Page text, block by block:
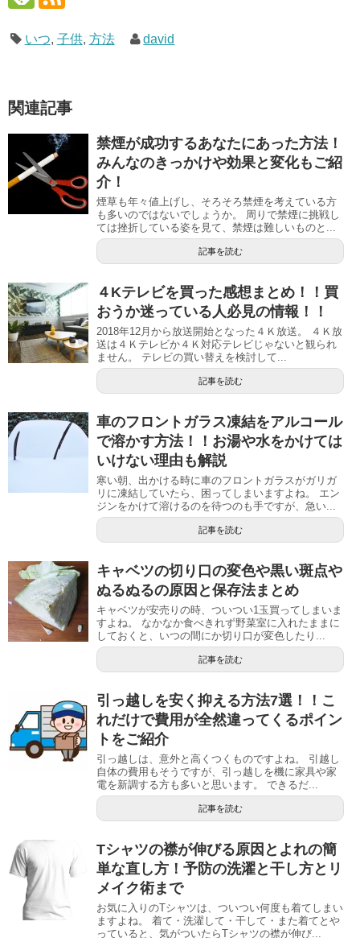
いつ, 子供, 方法 david
関連記事
禁煙が成功するあなたにあった方法！
みんなのきっかけや効果と変化もご紹
介！
煙草も年々値上げし、そろそろ禁煙を考えている方
も多いのではないでしょうか。 周りで禁煙に挑戦し
ては挫折している姿を見て、禁煙は難しいものと...
記事を読む
４Kテレビを買った感想まとめ！！買
おうか迷っている人必見の情報！！
2018年12月から放送開始となった４Ｋ放送。 ４Ｋ放
送は４Ｋテレビか４Ｋ対応テレビじゃないと観られ
ません。 テレビの買い替えを検討して...
記事を読む
車のフロントガラス凍結をアルコール
で溶かす方法！！お湯や水をかけては
いけない理由も解説
寒い朝、出かける時に車のフロントガラスがガリガ
リに凍結していたら、困ってしまいますよね。 エン
ジンをかけて溶けるのを待つのも手ですが、急い...
記事を読む
キャベツの切り口の変色や黒い斑点や
ぬるぬるの原因と保存法まとめ
キャベツが安売りの時、ついつい1玉買ってしまいま
すよね。 なかなか食べきれず野菜室に入れたままに
しておくと、いつの間にか切り口が変色したり...
記事を読む
引っ越しを安く抑える方法7選！！こ
れだけで費用が全然違ってくるポイン
トをご紹介
引っ越しは、意外と高くつくものですよね。 引越し
自体の費用もそうですが、引っ越しを機に家具や家
電を新調する方も多いと思います。 できるだ...
記事を読む
Tシャツの襟が伸びる原因とよれの簡
単な直し方！予防の洗濯と干し方とリ
メイク術まで
お気に入りのTシャツは、ついつい何度も着てしまい
ますよね。 着て・洗濯して・干して・また着てとや
っていると、気がついたらTシャツの襟が伸び...